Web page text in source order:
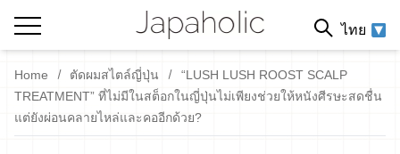
ไทย
Home ตัดผมสไตล์ญี่ปุ่น
“LUSH LUSH ROOST SCALP
TREATMENT” ที่ไม่มีในสต็อกในญี่ปุ่นไม่เพียงช่วยให้หนังศีรษะสดชื่น
แต่ยังผ่อนคลายไหล่และคออีกด้วย?